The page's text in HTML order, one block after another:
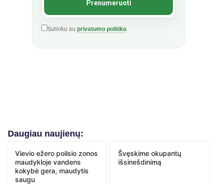
Sutinku su privatumo politika
Daugiau naujienų:
Vievio ežero poilsio zonos
maudykloje vandens
kokybė gera, maudytis
saugu
Švęskime okupantų
išsinešdinimą